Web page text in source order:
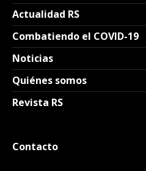
Actualidad RS
Combatiendo el COVID-19
Noticias
Quiénes somos
Revista RS
Contacto